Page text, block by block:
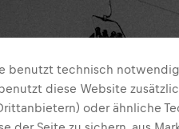
benutzt technisch
diese Website
oder ähnliche